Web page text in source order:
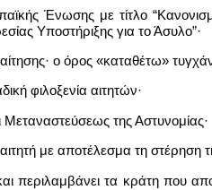
Ένωσης με τίτλο
Υποστήριξης για το Άσυλο”·
ο όρος «καταθέτω»
φιλοξενία αιτητών·
Μεταναστεύσεως της Αστυνομίας·
με αποτέλεσμα τη στέρηση
περιλαμβάνει τα κράτη που